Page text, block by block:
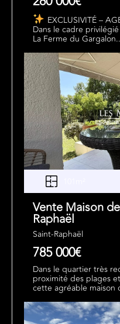
EXCLUSIVITÉ –
Dans le cadre
La Ferme du
Vente Maison
Raphaël
Saint-Raphaël
785 000€
Dans le quartier très
proximité des plages
cette agréable maison